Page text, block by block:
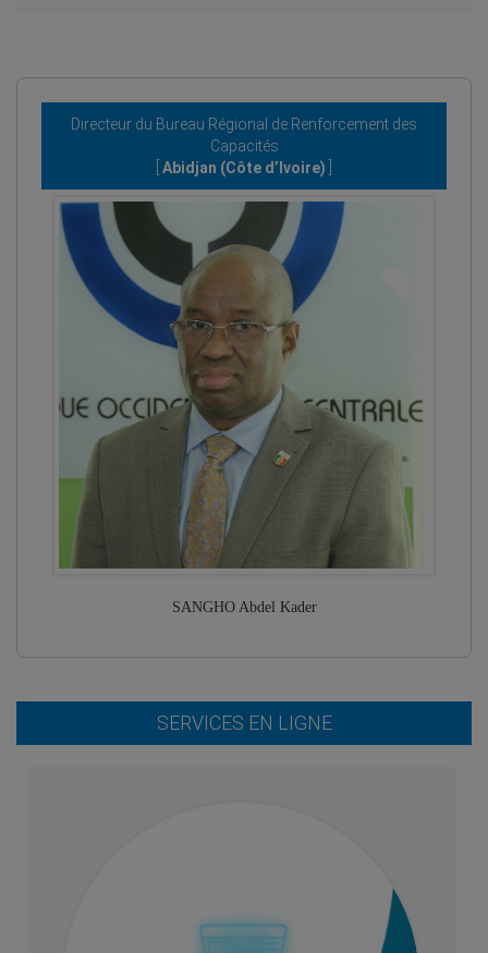
Directeur du Bureau Régional de Renforcement des
Capacités
Abidjan (Côte d’Ivoire)
SANGHO Abdel Kader
SERVICES EN LIGNE